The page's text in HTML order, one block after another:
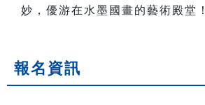
妙，優游在水墨國畫的藝術殿堂！
報名資訊